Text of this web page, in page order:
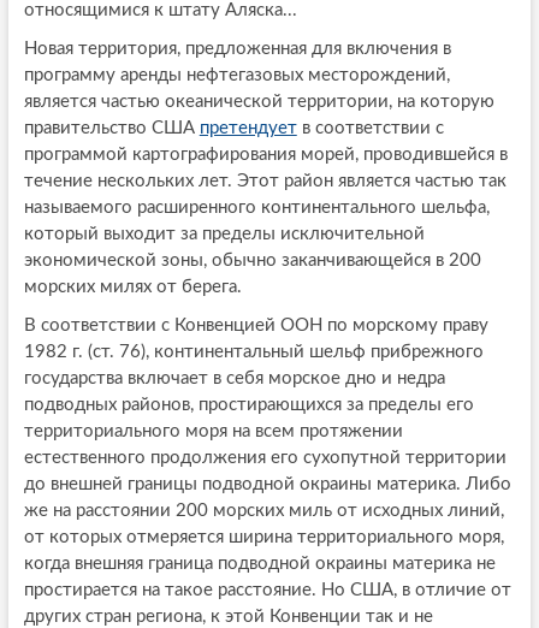
относящимися к штату Аляска...
Новая территория, предложенная для включения в
программу аренды нефтегазовых месторождений,
является частью океанической территории, на которую
правительство США претендуетв соответствии с
программой картографирования морей, проводившейся в
течение нескольких лет. Этот район является частью так
называемого расширенного континентального шельфа,
который выходит за пределы исключительной
экономической зоны, обычно заканчивающейся в 200
морских милях от берега.
В соответствии с Конвенцией ООН по морскому праву
1982 г. (ст. 76), континентальный шельф прибрежного
государства включает в себя морское дно и недра
подводных районов, простирающихся за пределы его
территориального моря на всем протяжении
естественного продолжения его сухопутной территории
до внешней границы подводной окраины материка. Либо
же на расстоянии 200 морских миль от исходных линий,
от которых отмеряется ширина территориального моря,
когда внешняя граница подводной окраины материка не
простирается на такое расстояние. Но США, в отличие от
других стран региона, к этой Конвенции так и не